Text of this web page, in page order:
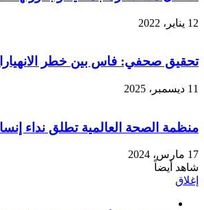
12 يناير، 2022
تحقيق صحفي: فاس بين خطر
11 ديسمبر، 2025
منظمة الصحة العالمية تطلق نداء
17 مارس، 2024
شاهد أيضاً
إغلاق